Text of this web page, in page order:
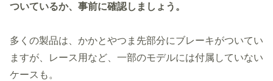
ついているか、事前に確認しましょう。
多くの製品は、かかとやつま先部分にブレーキがついてい
ますが、レース用など、一部のモデルには付属していない
ケースも。